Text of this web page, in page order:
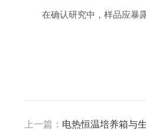
在确认研究中，样品应暴
上一篇： 电热恒温培养箱与